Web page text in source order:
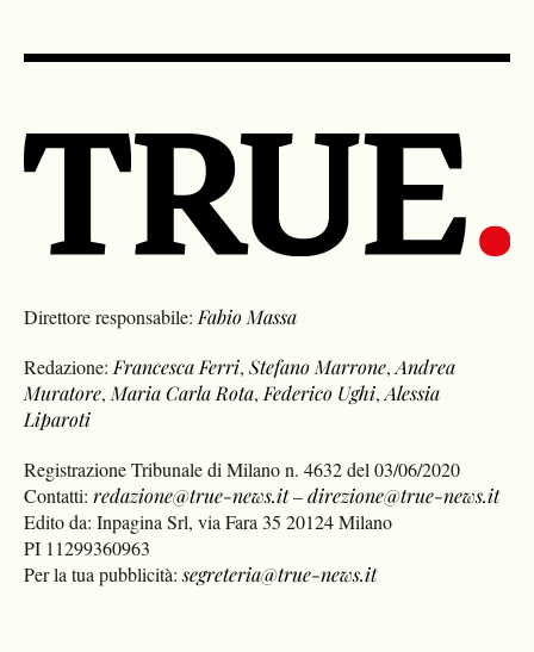
Direttore responsabile: Fabio Massa
Redazione: Francesca Ferri,Stefano Marrone,Andrea
Muratore, Maria Carla Rota, Federico Ughi,Alessia
Liparoti
Registrazione Tribunale di Milano n. 4632 del 03/06/2020
Contatti:redazione@true-news.it–direzione@true-news.it
Edito da: Inpagina Srl, via Fara 35 20124 Milano
PI 11299360963
Per la tua pubblicità:segreteria@true-news.it